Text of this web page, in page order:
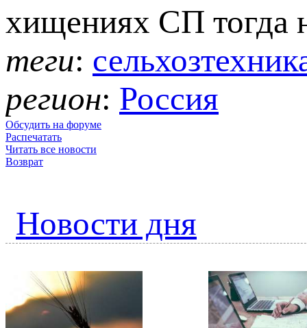
хищениях СП тогда
теги:
регион: Россия
Обсудить на форуме
Распечатать
Читать все новости
Возврат
Новости дня